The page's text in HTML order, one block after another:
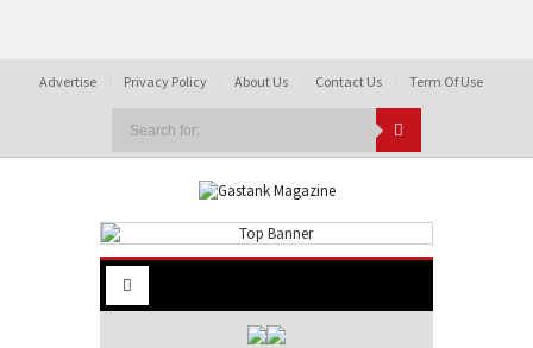
Advertise Privacy Policy About Us Contact Us Term Of Use